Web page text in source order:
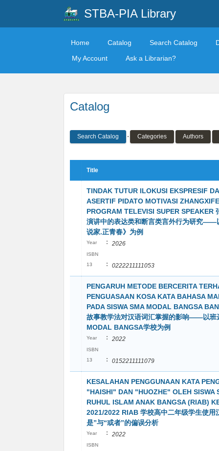
STBA-PIA Library
Home Catalog Search Catalog
My Account
Ask a Librarian?
Catalog
Search Catalog Categories Authors
Title
TINDAK TUTUR ILOKUSI EKSPRESIF
ASERTIF PIDATO MOTIVASI
PROGRAM TELEVISI SUPER SPEAKER
演讲中的表达类和断言类言外行为研究——
说家.正青春》为例
Year : 2026
ISBN
13
: 0222211111053
PENGARUH METODE BERCERITA
PENGUASAAN KOSA KATA BAHASA
PADA SISWA SMA MODAL BANGSA
故事教学法对汉语词汇掌握的影响——以班
MODAL BANGSA学校为例
Year : 2022
ISBN
13
: 0152211111079
KESALAHAN PENGGUNAAN KATA
"HAISHI" DAN "HUOZHE" OLEH SISWA
RUHUL ISLAM ANAK BANGSA (RIAB)
2021/2022 RIAB 学校高中二年级学生使用
是”与“或者”的偏误分析
Year : 2022
ISBN